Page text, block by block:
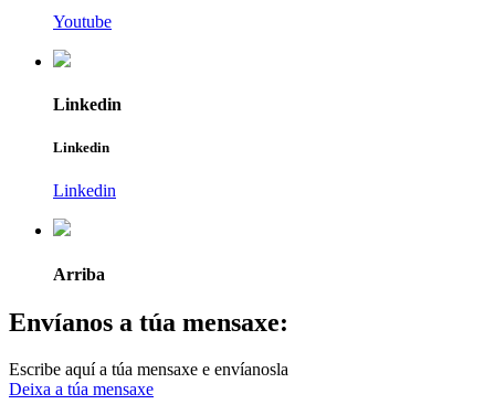
Youtube
Linkedin
Linkedin
Linkedin
Arriba
Envíanos a túa mensaxe:
Escribe aquí a túa mensaxe e envíanosla
Deixa a túa mensaxe